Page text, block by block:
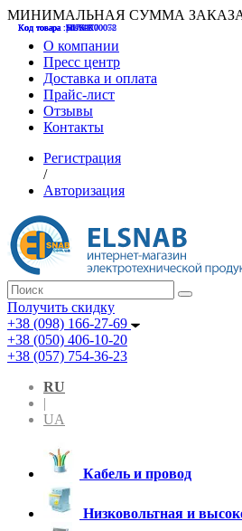
МИНИМАЛЬНАЯ СУММА
О компании
Пресс центр
Доставка и оплата
Прайс-лист
Отзывы
Контакты
Регистрация
/
Авторизация
Получить скидку
+38 (098) 166-27-69
+38 (050) 406-10-20
+38 (057) 754-36-23
RU
|
UA
Кабель и провод
Низковольтная и
Код товара :507000
Код товара :HUK-K00058
Код товара :Т075177
Код товара :pnsv12
Код товара :HUK-K00072